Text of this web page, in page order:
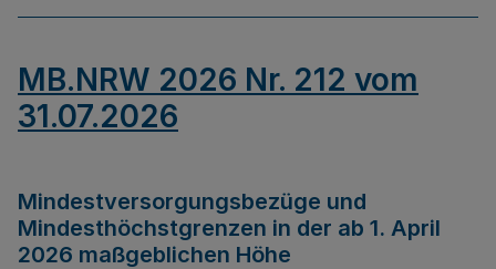
MB.NRW 2026 Nr. 212 vom
31.07.2026
Mindestversorgungsbezüge und
Mindesthöchstgrenzen in der ab 1. April
2026 maßgeblichen Höhe